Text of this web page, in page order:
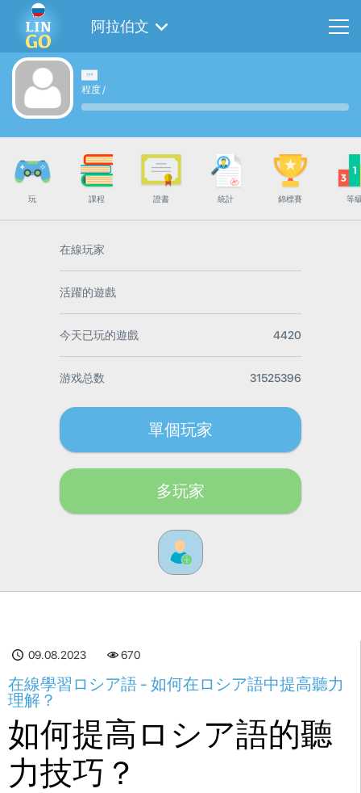
阿拉伯文
程度/
玩 課程 證書 統計 錦標賽 等
在線玩家
活躍的遊戲
今天已玩的遊戲 4420
游戏总数 31525396
單個玩家
多玩家
09.08.2023 670
在線學習ロシア語 - 如何在ロシア語中提高聽力
理解？
如何提高ロシア語的聽
力技巧？